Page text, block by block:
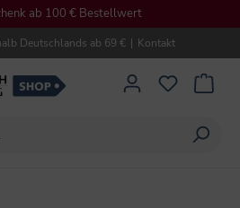
ab 100 € Bestellwert
Deutschlands ab 69 € | Kontakt